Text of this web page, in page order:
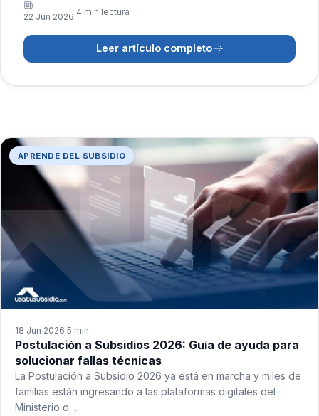
22 Jun 2026·4 min lectura
Leer artículo completo
APRENDE DEL SUBSIDIO
18 Jun 2026·5 min
Postulación a Subsidios 2026: Guía de ayuda para
solucionar fallas técnicas
La Postulación a Subsidio 2026 ya está en marcha y miles de
familias están ingresando a las plataformas digitales del
Ministerio d…